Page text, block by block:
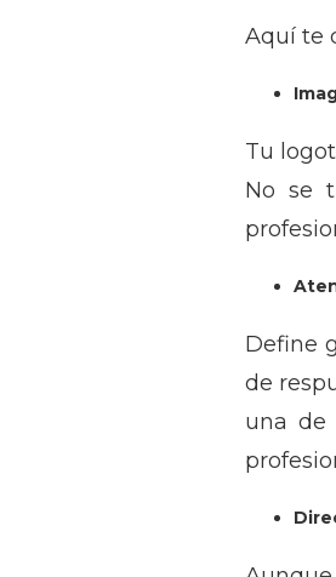
Aquí te
Tu
No se
Define
de
una de